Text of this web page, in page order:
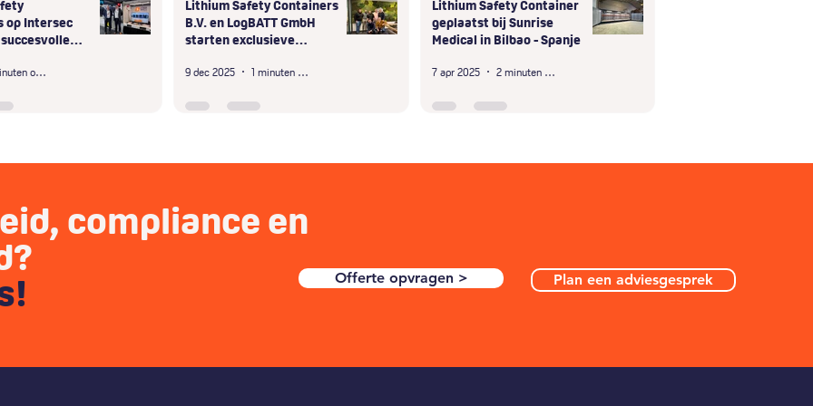
op Intersec
3 minuten om te lezen
Lithium Safety Containers
B.V. en LogBATT GmbH
starten exclusieve
regio
9 dec 2025 1 minuten om te lezen
Lithium Safety Container
geplaatst bij Sunrise
Medical in Bilbao - Spanje
7 apr 2025 2 minuten om te lezen
compliance en
Offerte opvragen > Plan een adviesgesprek